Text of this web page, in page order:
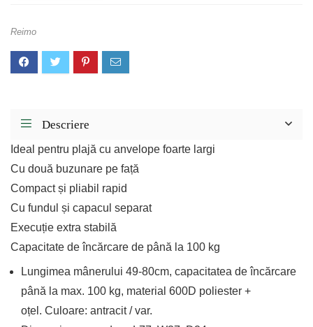
Reimo
Descriere
Ideal pentru plajă cu anvelope foarte largi
Cu două buzunare pe față
Compact și pliabil rapid
Cu fundul și capacul separat
Execuție extra stabilă
Capacitate de încărcare de până la 100 kg
Lungimea mânerului 49-80cm, capacitatea de încărcare
până la max. 100 kg, material 600D poliester +
oțel. Culoare: antracit / var.